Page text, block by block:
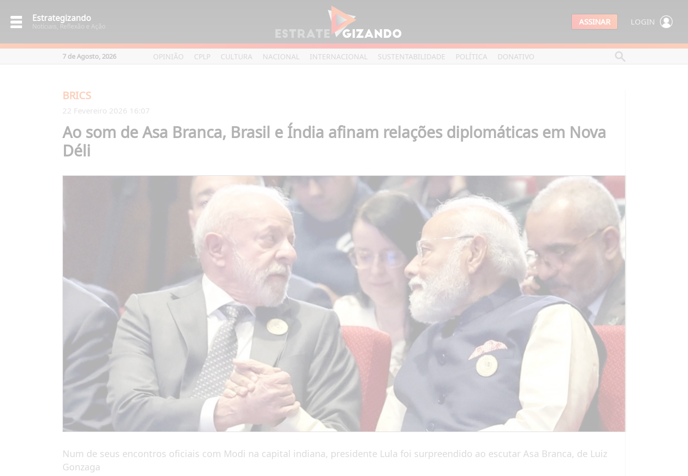
Estrategizando
Notíciais, Reflexão e Ação ASSINAR LOGIN
7 de Agosto, 2026 OPINIÃO CPLP CULTURA NACIONAL INTERNACIONAL SUSTENTABILIDADE POLÍTICA DONATIVO
BRICS
22 Fevereiro 2026 16:07
Ao som de Asa Branca, Brasil e Índia afinam relações diplomáticas em Nova
Déli
Num de seus encontros oficiais com Modi na capital indiana, presidente Lula foi surpreendido ao escutar Asa Branca, de Luiz
Gonzaga